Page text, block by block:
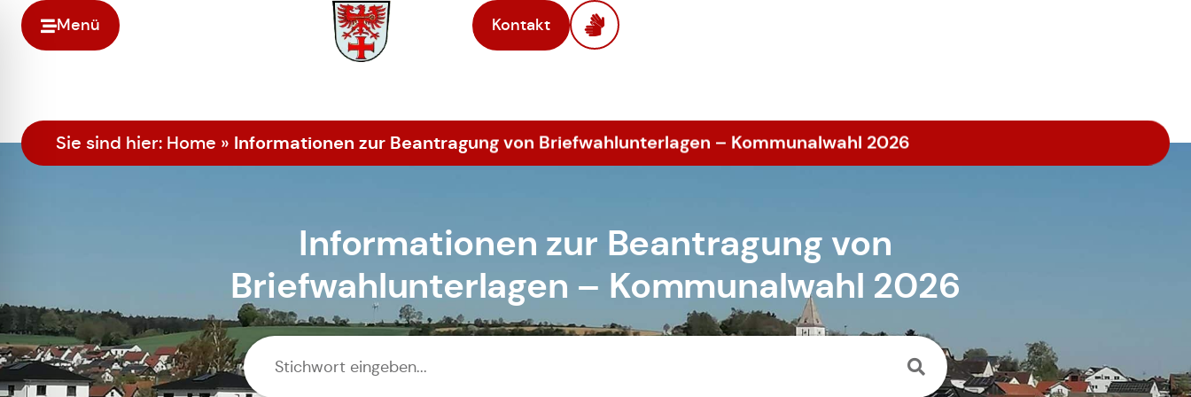
Menü Kontakt
Sie sind hier: Home » Informationen zur Beantragung von Briefwahlunterlagen – Kommunalwahl 2026
Informationen zur Beantragung von
Briefwahlunterlagen – Kommunalwahl 2026